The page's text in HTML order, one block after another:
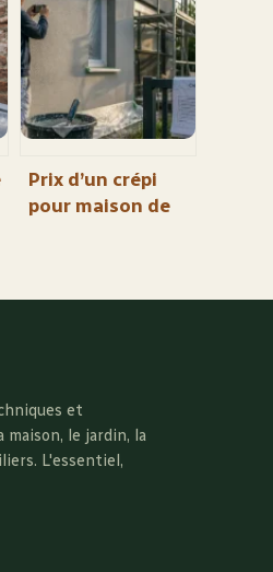
éviter l’erreur de
référence qui
bloque votre
installation
Prix d’un crépi
pour maison de
et
le jardin, la
L'essentiel,